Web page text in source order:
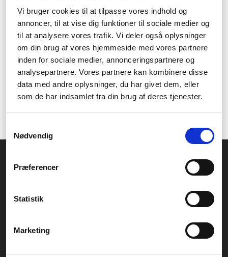
Vi bruger cookies til at tilpasse vores indhold og
annoncer, til at vise dig funktioner til sociale medier og
til at analysere vores trafik. Vi deler også oplysninger
om din brug af vores hjemmeside med vores partnere
inden for sociale medier, annonceringspartnere og
analysepartnere. Vores partnere kan kombinere disse
data med andre oplysninger, du har givet dem, eller
som de har indsamlet fra din brug af deres tjenester.
Nødvendig
Præferencer
Statistik
Marketing
Har du spørgsmål til vores udvalg af
konsolspil?
Er du interesseret i et konsolspil fra vores online sortiment, men
er i tvivl om hvilken konsol spillet kan spilles på, om
leveringstiden, eller noget helt tredje, så er du altid mere end
velkommen til at tage kontakt til os - vi sidder parate på mail,
telefon eller chat til at besvare dine spørgsmål. Du finder vores
CVR.: 26208637
Generelle henvendelser:
Service- og reklamationsafdelingen: